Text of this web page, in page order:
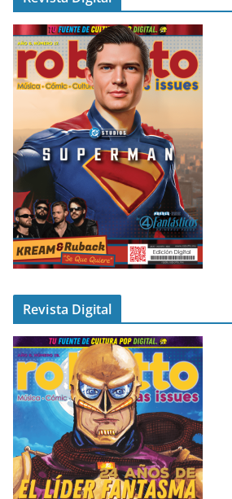
Revista Digital